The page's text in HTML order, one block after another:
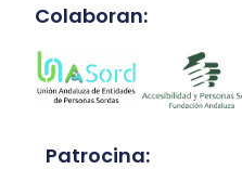
Colaboran:
Patrocina: